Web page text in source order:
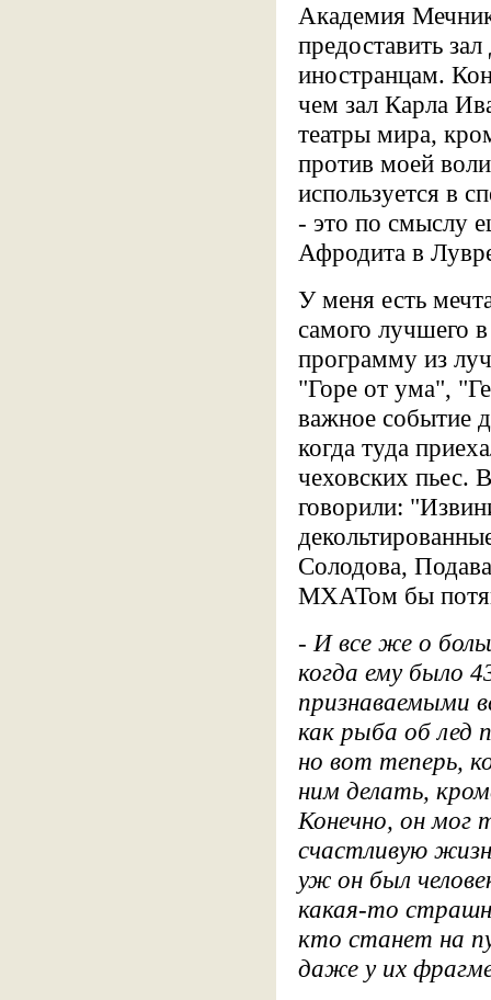
Академия
предоставить
иностранцам.
чем зал Карла
театры мира,
против моей
используется в
- это по смыслу
Афродита в
У меня есть
самого лучшего
программу из
"Горе от ума",
важное событие
когда туда
чеховских пьес.
говорили:
Солодова,
МХАТом бы
- И все же о
когда ему было
признаваемыми
как рыба об лед
но вот теперь,
ним делать,
Конечно, он мог
счастливую
уж он был
какая-то
кто станет на
даже у их